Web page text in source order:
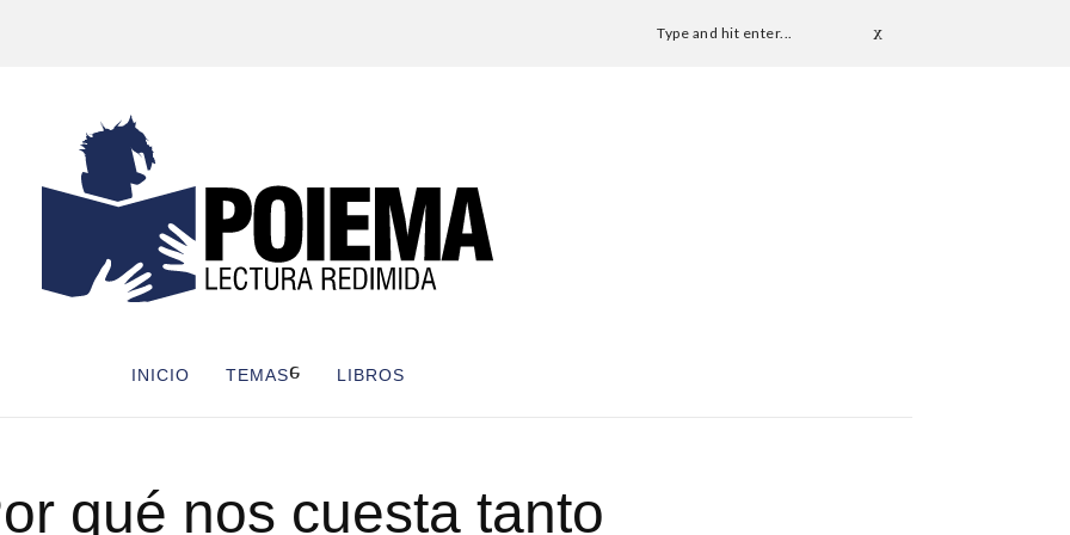
Type and hit enter...
INICIO TEMAS LIBROS
qué nos cuesta tanto